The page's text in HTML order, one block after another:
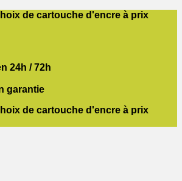
de cartouche d'encre à prix
24h / 72h
garantie
de cartouche d'encre à prix